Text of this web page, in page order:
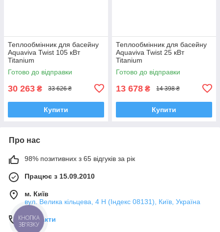
Теплообмінник для басейну
Aquaviva Twist 105 кВт
Titanium
Готово до відправки
30 263 ₴ 33 626 ₴
Купити
Теплообмінник для басейну
Aquaviva Twist 25 кВт
Titanium
Готово до відправки
13 678 ₴ 14 398 ₴
Купити
Про нас
98% позитивних з 65 відгуків за рік
Працює з 15.09.2010
м. Київ
вул. Велика кільцева, 4 Н (Індекс 08131), Київ, Україна
Контакти
КНОПКА
ЗВ'ЯЗКУ